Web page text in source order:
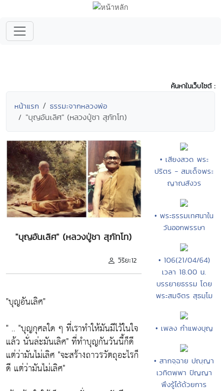
ค้นหาในเว็บไซต์ :
หน้าแรก ธรรมะจากหลวงพ่อ
"บุญอันเลิศ" (หลวงปู่ชา สุภัทโท)
"บุญอันเลิศ" (หลวงปู่ชา สุภัทโท)
วิริยะ12
"บุญอันเลิศ"
" .. "บุญกุศลใด ๆ ที่เราทำให้มันมีไว้ในใจ
แล้ว นั่นล่ะมันเลิศ"ที่ทำบุญกันวันนี้ก็ดี
แต่ว่ามันไม่เลิศ "จะสร้างถาวรวัตถุอะไรก็
ดี แต่ว่ามันไม่เลิศ"
• เสียงสวด พระ
ปริตร - สมเด็จพระ
ญาณสังวร
• พระธรรมเทศนาใน
วันออกพรรษา
• 106(21/04/64)
เวลา 18.00 น.
บรรยายธรรม โดย
พระสมจิตร สุธมฺโม
• เพลง กำแพงบุญ
• สากจฺฉาย ปญฺญา
เวทิตพฺพา ปัญญา
พึงรู้ได้ด้วยการ